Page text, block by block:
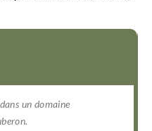
un domaine